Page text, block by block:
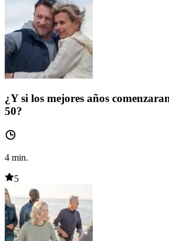
¿Y si los mejores años
50?
4 min.
5